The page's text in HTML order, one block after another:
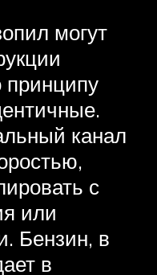
могут
принципу
канал
с
или
Бензин, в
в